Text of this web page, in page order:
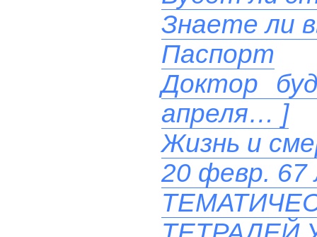
Знаете ли
Паспорт
Доктор
апреля… ]
Жизнь и
20 февр.